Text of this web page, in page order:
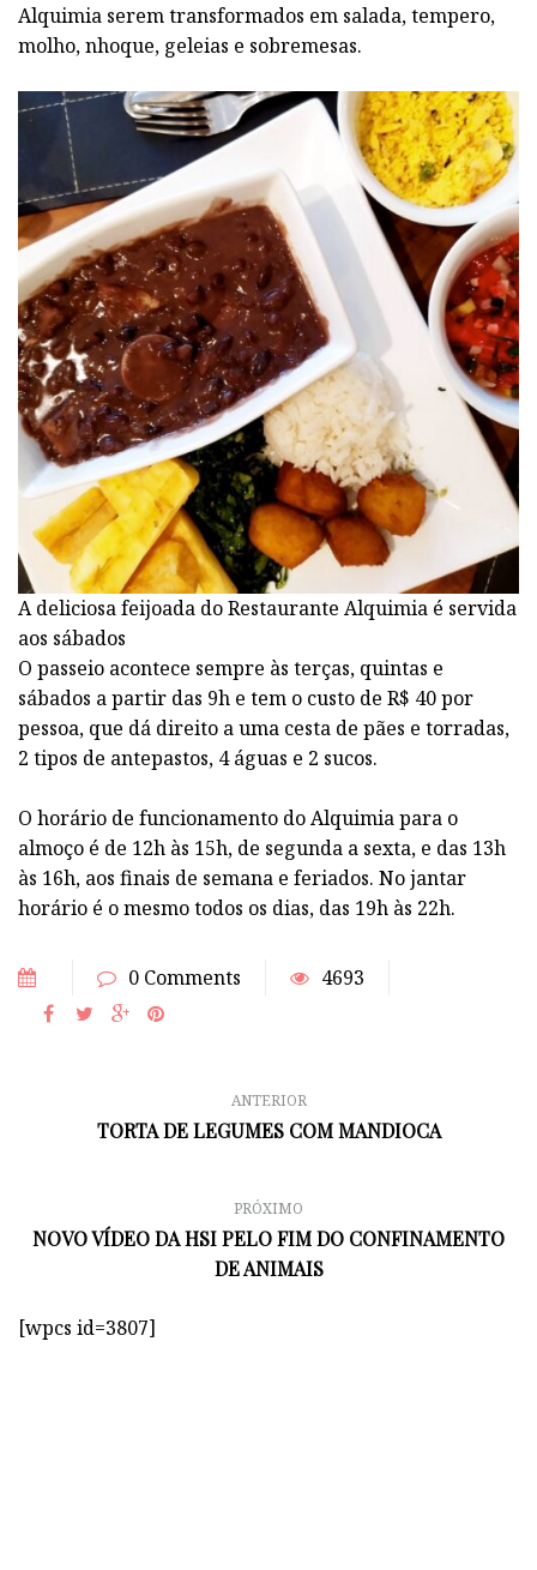
Alquimia serem transformados em salada, tempero,
molho, nhoque, geleias e sobremesas.
A deliciosa feijoada do Restaurante Alquimia é servida
aos sábados
O passeio acontece sempre às terças, quintas e
sábados a partir das 9h e tem o custo de R$ 40 por
pessoa, que dá direito a uma cesta de pães e torradas,
2 tipos de antepastos, 4 águas e 2 sucos.
O horário de funcionamento do Alquimia para o
almoço é de 12h às 15h, de segunda a sexta, e das 13h
às 16h, aos finais de semana e feriados. No jantar
horário é o mesmo todos os dias, das 19h às 22h.
0 Comments 4693
ANTERIOR
TORTA DE LEGUMES COM MANDIOCA
PRÓXIMO
NOVO VÍDEO DA HSI PELO FIM DO CONFINAMENTO
DE ANIMAIS
[wpcs id=3807]